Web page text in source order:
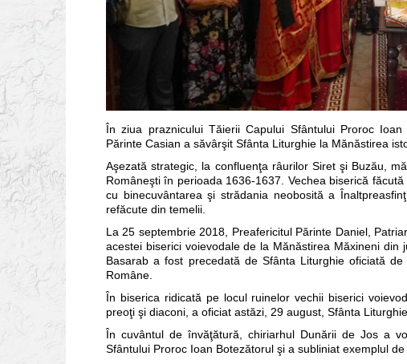
În ziua praznicului Tăierii Capului Sfântului Proroc
Părinte Casian a săvârşit Sfânta Liturghie la Mănăstirea
Aşezată strategic, la confluenţa râurilor Siret şi Buzău,
Româneşti în perioada 1636-1637. Vechea biserică
cu binecuvântarea şi strădania neobosită a
refăcute din temelii.
La 25 septembrie 2018, Preafericitul Părinte Daniel,
acestei biserici voievodale de la Mănăstirea Măxineni
Basarab a fost precedată de Sfânta Liturghie oficiată
Române.
În biserica ridicată pe locul ruinelor vechii biserici
preoţi şi diaconi, a oficiat astăzi, 29 august, Sfânta
În cuvântul de învăţătură, chiriarhul Dunării de Jos a
Sfântului Proroc Ioan Botezătorul şi a subliniat exemplul